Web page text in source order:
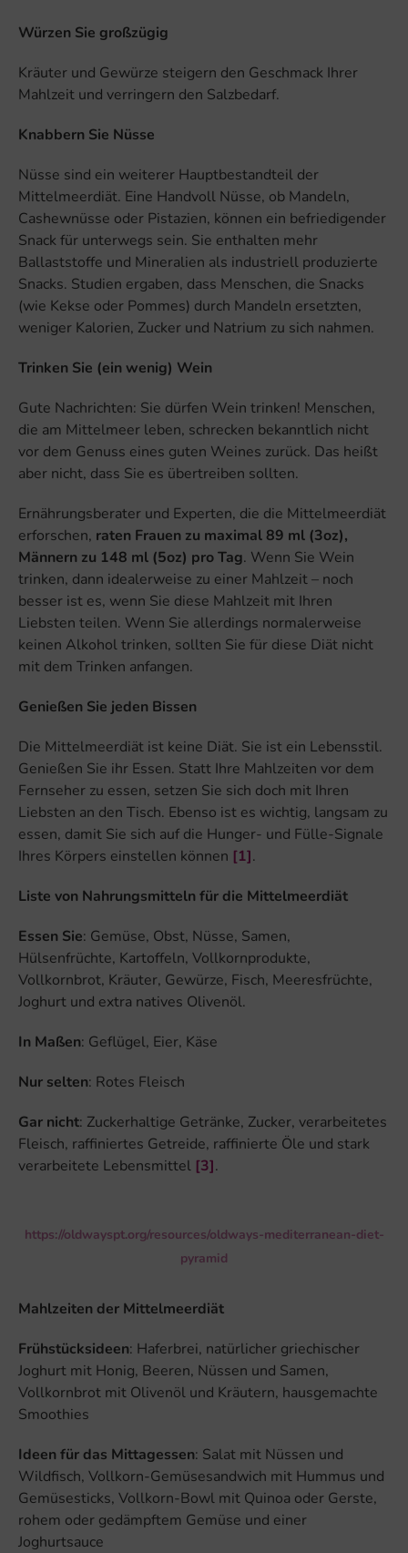
Würzen Sie großzügig
Kräuter und Gewürze steigern den Geschmack Ihrer
Mahlzeit und verringern den Salzbedarf.
Knabbern Sie Nüsse
Nüsse sind ein weiterer Hauptbestandteil der
Mittelmeerdiät. Eine Handvoll Nüsse, ob Mandeln,
Cashewnüsse oder Pistazien, können ein befriedigender
Snack für unterwegs sein. Sie enthalten mehr
Ballaststoffe und Mineralien als industriell produzierte
Snacks. Studien ergaben, dass Menschen, die Snacks
(wie Kekse oder Pommes) durch Mandeln ersetzten,
weniger Kalorien, Zucker und Natrium zu sich nahmen.
Trinken Sie (ein wenig) Wein
Gute Nachrichten: Sie dürfen Wein trinken! Menschen,
die am Mittelmeer leben, schrecken bekanntlich nicht
vor dem Genuss eines guten Weines zurück. Das heißt
aber nicht, dass Sie es übertreiben sollten.
Ernährungsberater und Experten, die die Mittelmeerdiät
erforschen, raten Frauen zu maximal 89 ml (3oz),
Männern zu 148 ml (5oz) pro Tag. Wenn Sie Wein
trinken, dann idealerweise zu einer Mahlzeit – noch
besser ist es, wenn Sie diese Mahlzeit mit Ihren
Liebsten teilen. Wenn Sie allerdings normalerweise
keinen Alkohol trinken, sollten Sie für diese Diät nicht
mit dem Trinken anfangen.
Genießen Sie jeden Bissen
Die Mittelmeerdiät ist keine Diät. Sie ist ein Lebensstil.
Genießen Sie ihr Essen. Statt Ihre Mahlzeiten vor dem
Fernseher zu essen, setzen Sie sich doch mit Ihren
Liebsten an den Tisch. Ebenso ist es wichtig, langsam zu
essen, damit Sie sich auf die Hunger- und Fülle-Signale
Ihres Körpers einstellen können [1].
Liste von Nahrungsmitteln für die Mittelmeerdiät
Essen Sie: Gemüse, Obst, Nüsse, Samen,
Hülsenfrüchte, Kartoffeln, Vollkornprodukte,
Vollkornbrot, Kräuter, Gewürze, Fisch, Meeresfrüchte,
Joghurt und extra natives Olivenöl.
In Maßen: Geflügel, Eier, Käse
Nur selten: Rotes Fleisch
Gar nicht: Zuckerhaltige Getränke, Zucker, verarbeitetes
Fleisch, raffiniertes Getreide, raffinierte Öle und stark
verarbeitete Lebensmittel [3].
https://oldwayspt.org/resources/oldways-mediterranean-diet-
pyramid
Mahlzeiten der Mittelmeerdiät
Frühstücksideen: Haferbrei, natürlicher griechischer
Joghurt mit Honig, Beeren, Nüssen und Samen,
Vollkornbrot mit Olivenöl und Kräutern, hausgemachte
Smoothies
Ideen für das Mittagessen: Salat mit Nüssen und
Wildfisch, Vollkorn-Gemüsesandwich mit Hummus und
Gemüsesticks, Vollkorn-Bowl mit Quinoa oder Gerste,
rohem oder gedämpftem Gemüse und einer
Joghurtsauce